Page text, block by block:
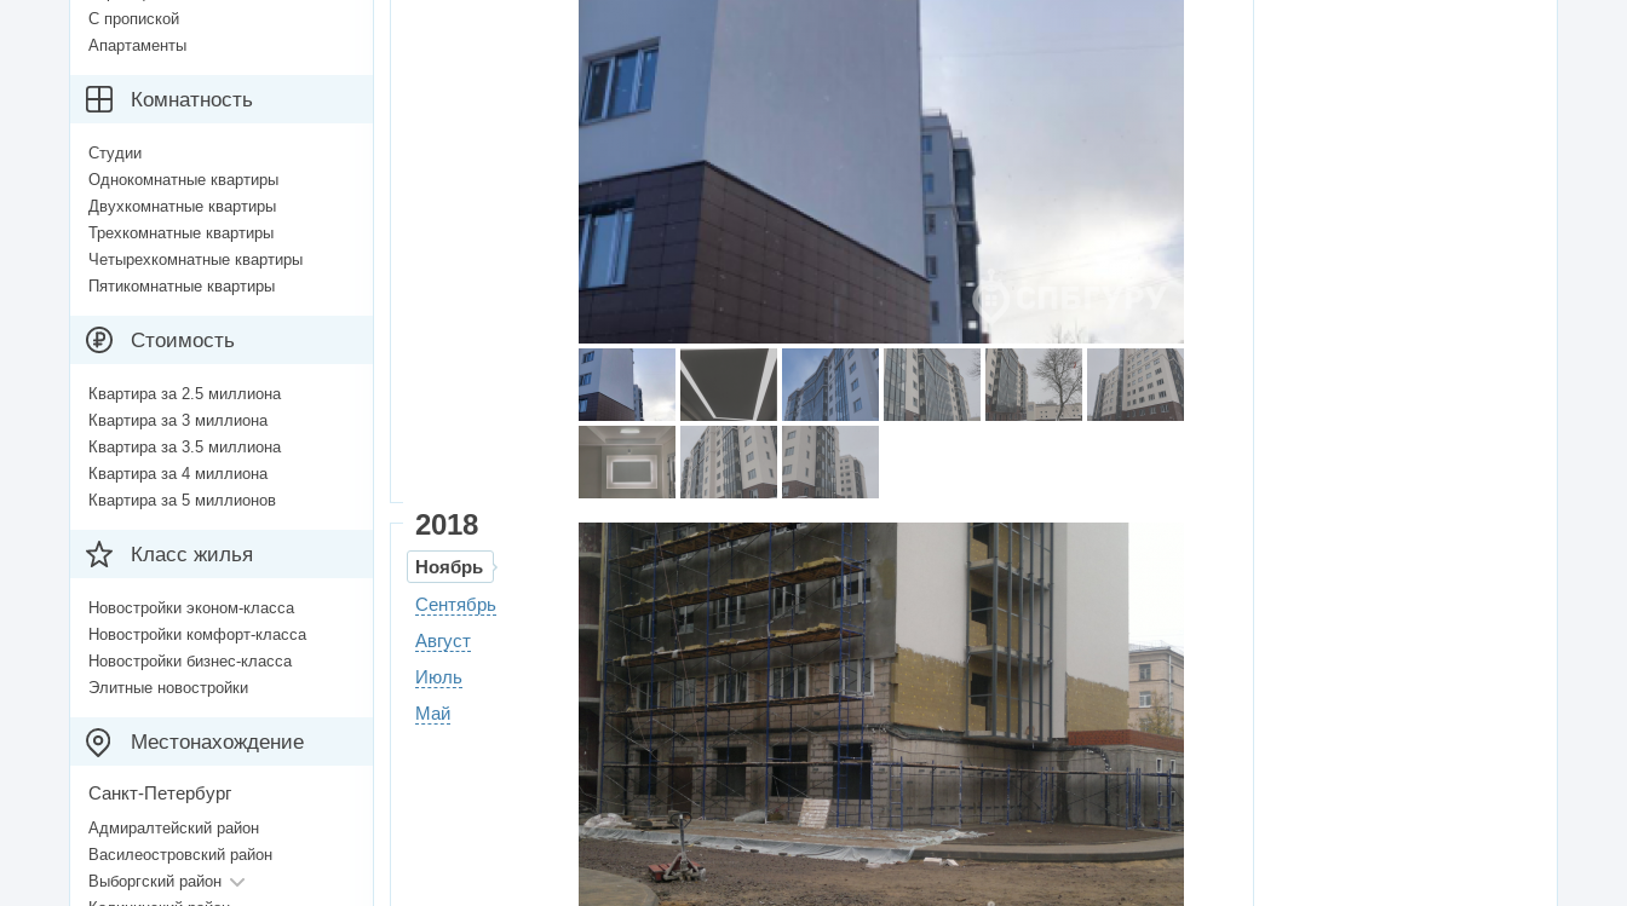
2018
Ноябрь
Сентябрь
Август
Июль
Май
С пропиской
Апартаменты
Комнатность
Студии
Однокомнатные квартиры
Двухкомнатные квартиры
Трехкомнатные квартиры
Четырехкомнатные квартиры
Пятикомнатные квартиры
Стоимость
Квартира за 2.5 миллиона
Квартира за 3 миллиона
Квартира за 3.5 миллиона
Квартира за 4 миллиона
Квартира за 5 миллионов
Класс жилья
Новостройки эконом-класса
Новостройки комфорт-класса
Новостройки бизнес-класса
Элитные новостройки
Местонахождение
Санкт-Петербург
Адмиралтейский район
Василеостровский район
Выборгский район